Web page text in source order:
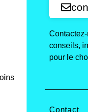
conseils,
pour le
Contact